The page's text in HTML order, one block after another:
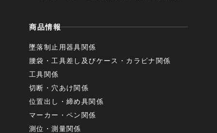
商品情報
墜落制止用器具関係
腰袋・工具差し及びケース・カラビナ関係
工具関係
切断・穴あけ関係
位置出し・締め具関係
マーカー・ペン関係
測位・測量関係